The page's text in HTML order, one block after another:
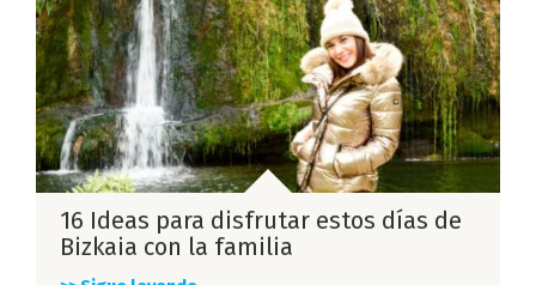
16 Ideas para disfrutar estos días de
Bizkaia con la familia